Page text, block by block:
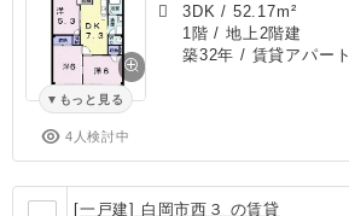
もっと見る
4人検討中
3DK / 52.17m²
1階 / 地上2階建
築32年 / 賃貸アパート
[一戸建] 白岡市西３ の賃貸